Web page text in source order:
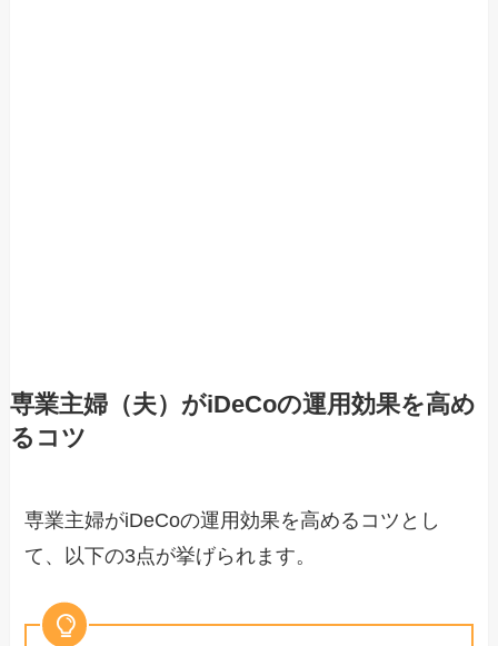
専業主婦（夫）がiDeCoの運用効果を高め
るコツ
専業主婦がiDeCoの運用効果を高めるコツとし
て、以下の3点が挙げられます。